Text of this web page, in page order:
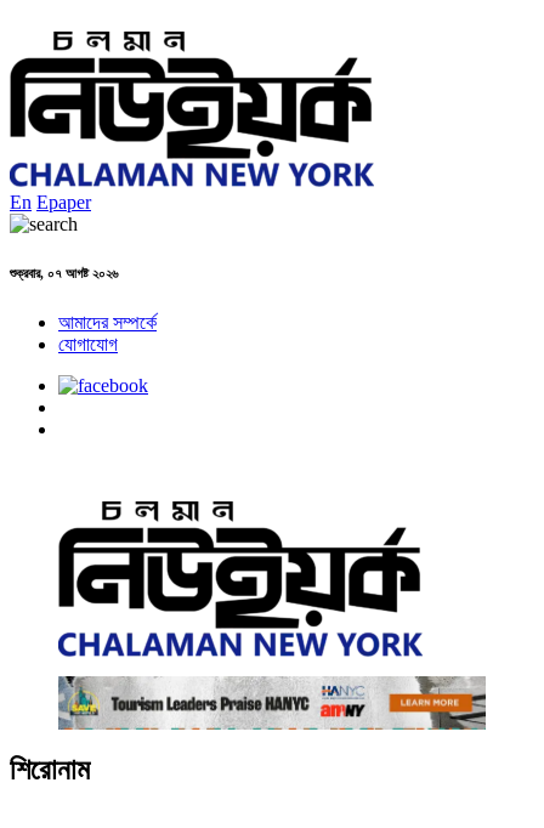
En Epaper
শুক্রবার, ০৭ আগষ্ট ২০২৬
আমাদের সম্পর্কে
যোগাযোগ
শিরোনাম